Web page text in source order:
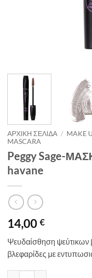
ΑΡΧΙΚΉ ΣΕΛΊΔΑ / MAKE
MASCARA
Peggy Sage-
havane
14,00 €
Ψευδαίσθηση
βλεφαρίδες με